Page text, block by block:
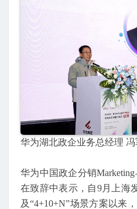
华为湖北政企业务总经理
华为中国政企分销
在致辞中表示，自9月上海
及“4+10+N”场景方案以来